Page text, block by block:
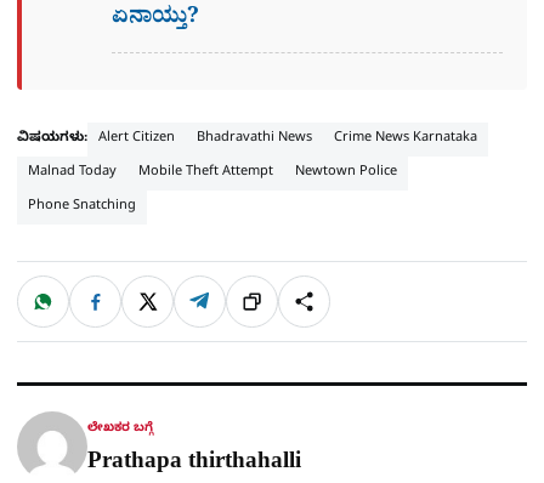
ಏನಾಯ್ತು?
ವಿಷಯಗಳು: Alert Citizen Bhadravathi News
Crime News Karnataka
Malnad Today
Mobile Theft Attempt
Newtown Police
Phone Snatching
ಹಂಚಿಕೊಳ್ಳಿ
W
a
t
p
F
c
e
o
X T
l
e
a
ಲಿಂ
ಕ್
S
h
a
ಲೇಖಕರ ಬಗ್ಗೆ
Prathapa thirthahalli